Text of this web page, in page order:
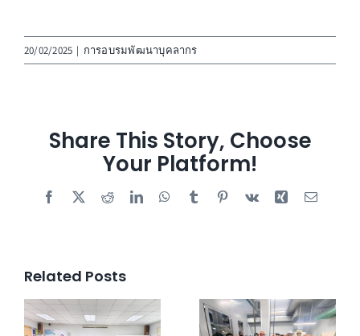
20/02/2025 | การอบรมพัฒนาบุคลากร
Share This Story, Choose
Your Platform!
Facebook
X RedditLinkedInWhatsApp
Tumblr Pinterest
Vk Xing Email
Related Posts